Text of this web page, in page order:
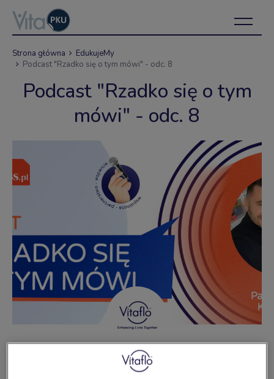
Strona główna
EdukujeMy
Podcast "Rzadko się o tym mówi" - odc. 8
Podcast "Rzadko się o tym
mówi" - odc. 8